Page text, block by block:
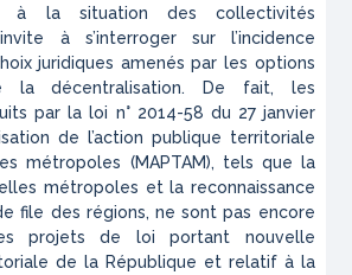
à la situation des collectivités
à s’interroger sur l’incidence
juridiques amenés par les options
la décentralisation. De fait, les
par la loi n° 2014-58 du 27 janvier
de l’action publique territoriale
métropoles (MAPTAM), tels que la
métropoles et la reconnaissance
file des régions, ne sont pas encore
projets de loi portant nouvelle
de la République et relatif à la